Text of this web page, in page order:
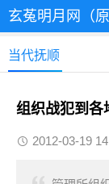
玄菟明月网（
当代抚顺
组织战犯到各
2012-03-19